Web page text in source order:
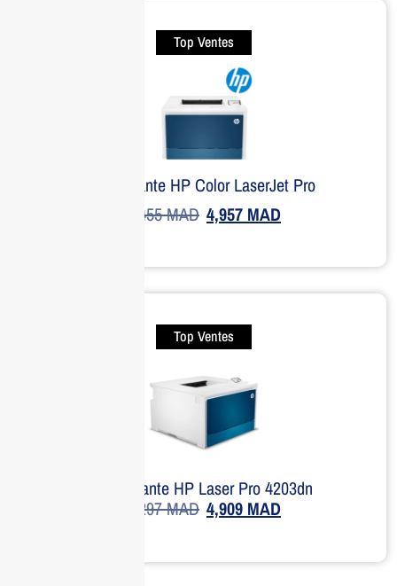
Top Ventes
Imprimante HP Color LaserJet Pro
6,455MAD 4,957 MAD
Top Ventes
Imprimante HP Laser Pro 4203dn
7,297MAD 4,909 MAD